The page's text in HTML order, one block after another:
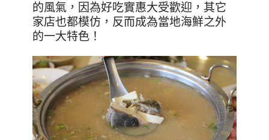
的風氣，因為好吃實惠大受歡迎，其它
家店也都模仿，反而成為當地海鮮之外
的一大特色！